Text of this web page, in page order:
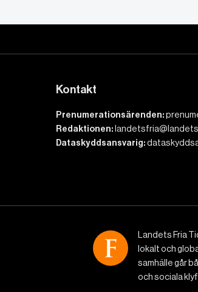
Kontakt
Prenumerationsärenden:
Redaktionen:
Dataskyddsansvarig:
Landets Fria
lokalt och
samhälle går
och sociala